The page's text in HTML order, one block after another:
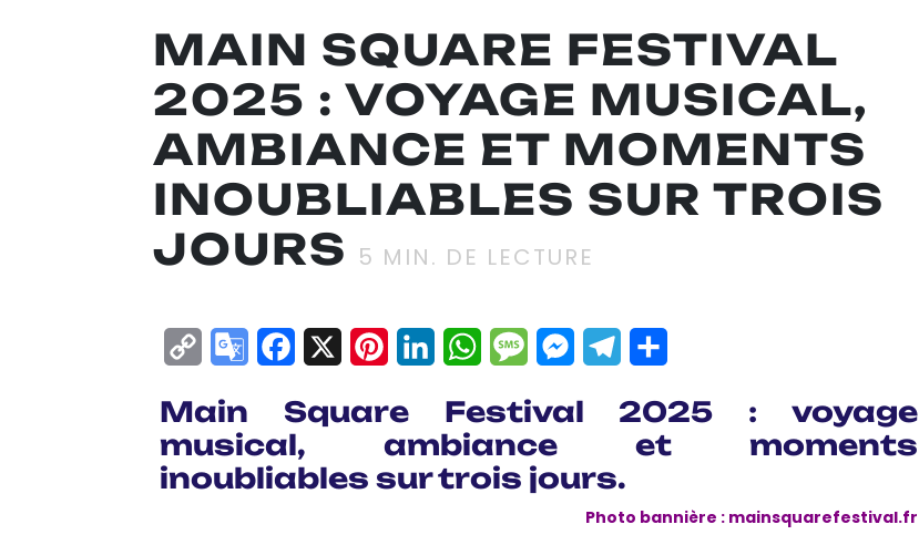
MAIN SQUARE FESTIVAL
2025 : VOYAGE MUSICAL,
AMBIANCE ET MOMENTS
INOUBLIABLES SUR TROIS
JOURS 5 MIN. DE LECTURE
Copy GoogleFacebook
X Pinterest
LinkedInWhatsApp
MessageMessenger
Telegram
Main Square Festival 2025 : voyage
musical, ambiance et moments
inoubliables sur trois jours.
Photo bannière : mainsquarefestival.fr